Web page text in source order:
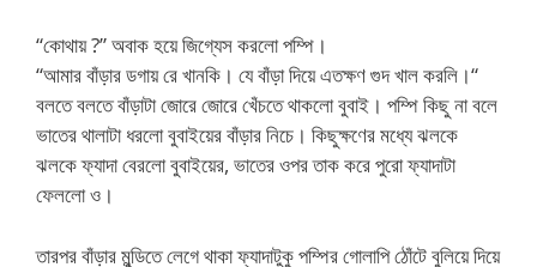
“কোথায় ?” অবাক হয়ে জিগ্যেস করলো পম্পি।
“আমার বাঁড়ার ডগায় রে খানকি। যে বাঁড়া দিয়ে এতক্ষণ গুদ খাল করলি।“
বলতে বলতে বাঁড়াটা জোরে জোরে খেঁচতে থাকলো বুবাই। পম্পি কিছু না বলে
ভাতের থালাটা ধরলো বুবাইয়ের বাঁড়ার নিচে। কিছুক্ষণের মধ্যে ঝলকে
ঝলকে ফ্যাদা বেরলো বুবাইয়ের, ভাতের ওপর তাক করে পুরো ফ্যাদাটা
ফেললো ও।
তারপর বাঁড়ার মুন্ডিতে লেগে থাকা ফ্যাদাটুকু পম্পির গোলাপি ঠোঁটে বুলিয়ে দিয়ে